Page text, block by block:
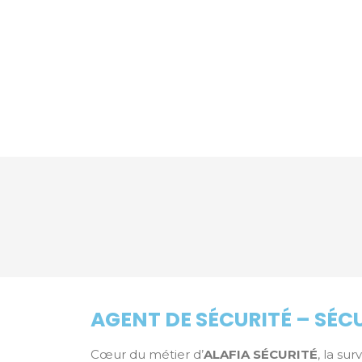
AGENT DE SÉCURITÉ –
Cœur du métier d’ALAFIA SÉCURITÉ, la